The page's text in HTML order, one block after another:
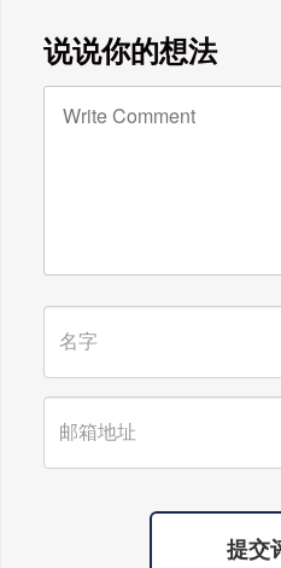
广东雄进｜教师节
快乐!天下老师们身
说说你的想法
提交